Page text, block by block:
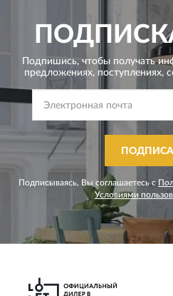
Подпишись, чтобы получать
предложениях, поступлениях,
Подписываясь, Вы соглашаетесь с
Условиями